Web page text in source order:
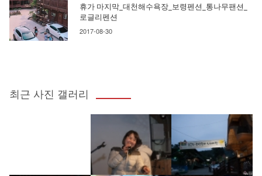
휴가 마지막_대천해수욕장_보령펜션_통나무팬션_
로글리펜션
2017-08-30
최근 사진 갤러리